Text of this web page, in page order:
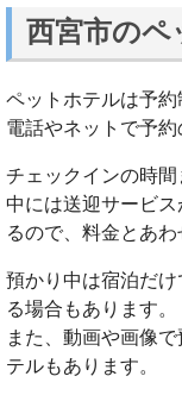
西宮市の
ペットホテルは予約
電話やネットで予約
チェックインの時間
中には送迎サービ
るので、料金とあわ
預かり中は宿泊だ
る場合もあります。
また、動画や画像
テルもあります。